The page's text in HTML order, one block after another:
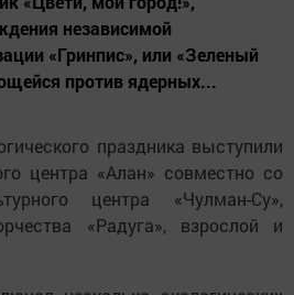
независимой
«Гринпис», или «Зеленый
против ядерных...
праздника выступили
центра «Алан» совместно со
центра «Чулман-Су»,
«Радуга», взрослой и